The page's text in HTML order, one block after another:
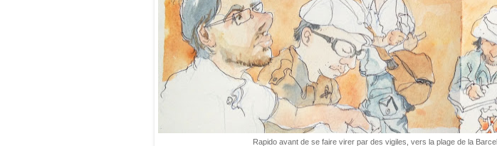
Rapido avant de se faire virer par des vigiles, vers la plage de la